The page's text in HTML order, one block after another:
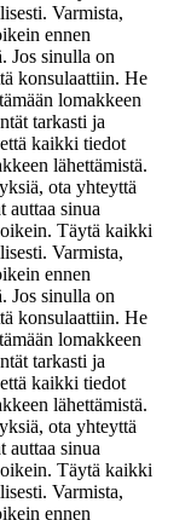
Varmista,
ennen
Jos sinulla on
konsulaattiin. He
lomakkeen
tarkasti ja
kaikki tiedot
lähettämistä.
ota yhteyttä
auttaa sinua
Täytä kaikki
Varmista,
ennen
Jos sinulla on
konsulaattiin. He
lomakkeen
tarkasti ja
kaikki tiedot
lähettämistä.
ota yhteyttä
auttaa sinua
Täytä kaikki
Varmista,
ennen